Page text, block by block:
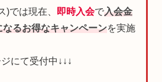
)では現在、 即時入会で入会金
るお得なキャンペーンを実施
にて受付中↓↓↓